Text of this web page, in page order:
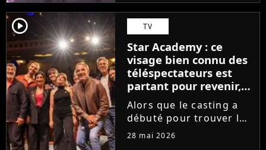
son tout premier single.
Avec Garçon solide, le
chanteur livre une
facette plus fragile de
sa personnalité....
player2 TV
Star Academy : ce
visage bien connu des
téléspectateurs est
partant pour revenir,
sauf que la place est
déjà prise
Alors que le casting a
débuté pour trouver les
prochains Pierre
28 mai 2026